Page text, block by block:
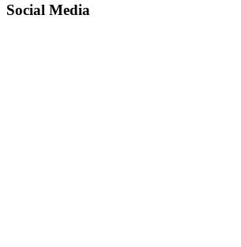
Social Media